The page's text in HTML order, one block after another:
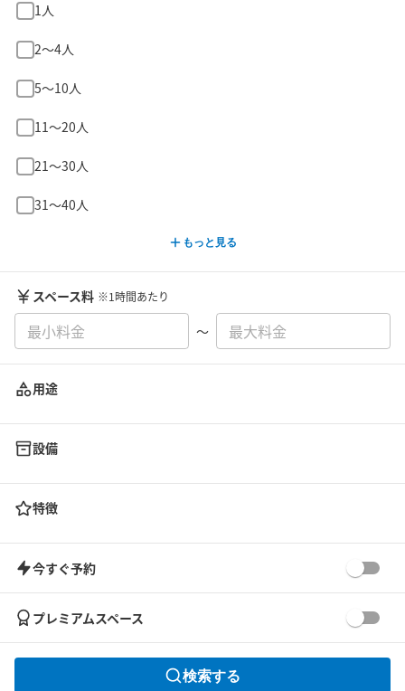
1人
2〜4人
5〜10人
11〜20人
21〜30人
31〜40人
もっと見る
スペース料 ※1時間あたり
〜
用途
設備
特徴
今すぐ予約
プレミアムスペース
検索する